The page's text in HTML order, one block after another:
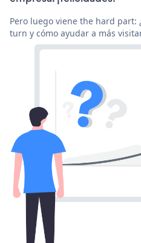
Pero luego viene the hard part:
turn y cómo ayudar a más